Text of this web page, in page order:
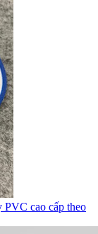
PVC cao cấp theo